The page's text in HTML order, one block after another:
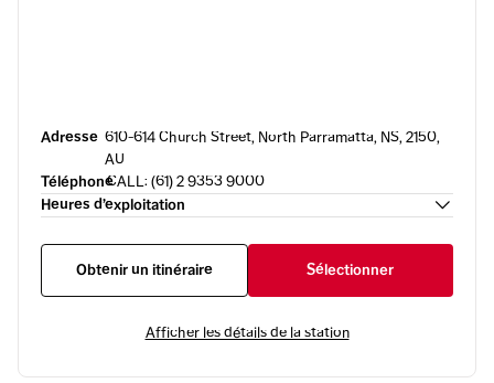
Adresse 610-614 Church Street, North Parramatta, NS, 2150,
AU
TéléphoneCALL: (61) 2 9353 9000
Heures d’exploitation
Obtenir un itinéraire Sélectionner
Afficher les détails de la station